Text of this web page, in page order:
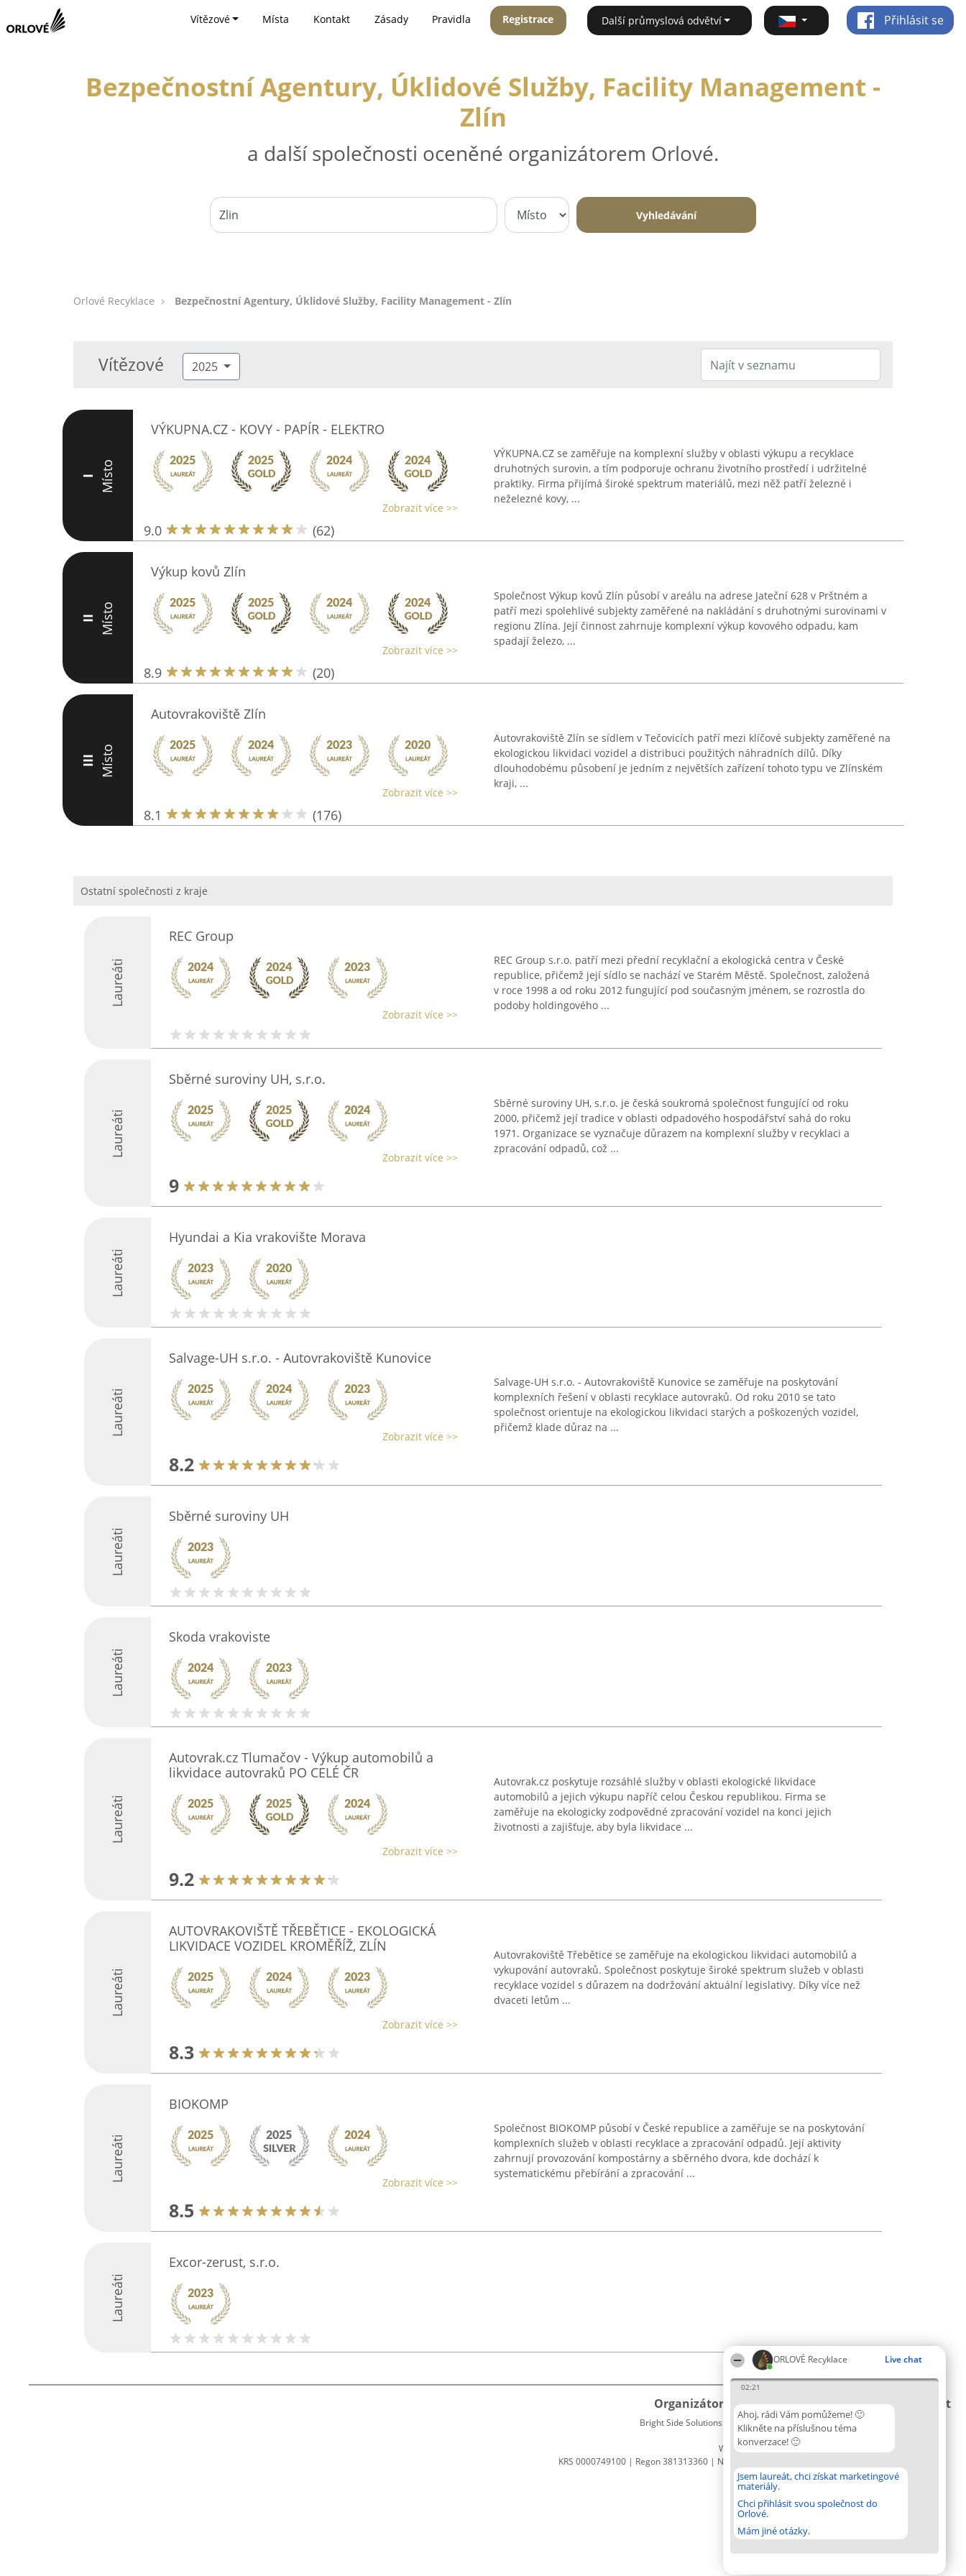
ORLOVÉ Recyklace Live chat
02:21
Ahoj, rádi Vám pomůžeme! 🙂
Klikněte na příslušnou téma
konverzace! 🙂
Jsem laureát, chci získat marketingové
materiály.
Chci přihlásit svou společnost do
Orlové.
Mám jiné otázky.
Vítězové Místa Kontakt Zásady Pravidla Registrace Další průmyslová odvětví Přihlásit se
Bezpečnostní Agentury, Úklidové Služby, Facility Management -
Zlín
a další společnosti oceněné organizátorem Orlové.
Vyhledávání
Orlové Recyklace Bezpečnostní Agentury, Úklidové Služby, Facility Management - Zlín
Vítězové 2025
I Místo
VÝKUPNA.CZ - KOVY - PAPÍR - ELEKTRO
Zobrazit více >>
9.0 (62)
VÝKUPNA.CZ se zaměřuje na komplexní služby v oblasti výkupu a recyklace
druhotných surovin, a tím podporuje ochranu životního prostředí i udržitelné
praktiky. Firma přijímá široké spektrum materiálů, mezi něž patří železné i
neželezné kovy, ...
II Místo
Výkup kovů Zlín
Zobrazit více >>
8.9 (20)
Společnost Výkup kovů Zlín působí v areálu na adrese Jateční 628 v Prštném a
patří mezi spolehlivé subjekty zaměřené na nakládání s druhotnými surovinami v
regionu Zlína. Její činnost zahrnuje komplexní výkup kovového odpadu, kam
spadají železo, ...
III Místo
Autovrakoviště Zlín
Zobrazit více >>
8.1 (176)
Autovrakoviště Zlín se sídlem v Tečovicích patří mezi klíčové subjekty zaměřené na
ekologickou likvidaci vozidel a distribuci použitých náhradních dílů. Díky
dlouhodobému působení je jedním z největších zařízení tohoto typu ve Zlínském
kraji, ...
Ostatní společnosti z kraje
Laureáti
REC Group
Zobrazit více >>
REC Group s.r.o. patří mezi přední recyklační a ekologická centra v České
republice, přičemž její sídlo se nachází ve Starém Městě. Společnost, založená
v roce 1998 a od roku 2012 fungující pod současným jménem, se rozrostla do
podoby holdingového ...
Laureáti
Sběrné suroviny UH, s.r.o.
Zobrazit více >>
9
Sběrné suroviny UH, s.r.o. je česká soukromá společnost fungující od roku
2000, přičemž její tradice v oblasti odpadového hospodářství sahá do roku
1971. Organizace se vyznačuje důrazem na komplexní služby v recyklaci a
zpracování odpadů, což ...
Laureáti
Hyundai a Kia vrakovište Morava
Laureáti
Salvage-UH s.r.o. - Autovrakoviště Kunovice
Zobrazit více >>
8.2
Salvage-UH s.r.o. - Autovrakoviště Kunovice se zaměřuje na poskytování
komplexních řešení v oblasti recyklace autovraků. Od roku 2010 se tato
společnost orientuje na ekologickou likvidaci starých a poškozených vozidel,
přičemž klade důraz na ...
Laureáti
Sběrné suroviny UH
Laureáti
Skoda vrakoviste
Laureáti
Autovrak.cz Tlumačov - Výkup automobilů a
likvidace autovraků PO CELÉ ČR
Zobrazit více >>
9.2
Autovrak.cz poskytuje rozsáhlé služby v oblasti ekologické likvidace
automobilů a jejich výkupu napříč celou Českou republikou. Firma se
zaměřuje na ekologicky zodpovědné zpracování vozidel na konci jejich
životnosti a zajišťuje, aby byla likvidace ...
Laureáti
AUTOVRAKOVIŠTĚ TŘEBĚTICE - EKOLOGICKÁ
LIKVIDACE VOZIDEL KROMĚŘÍŽ, ZLÍN
Zobrazit více >>
8.3
Autovrakoviště Třebětice se zaměřuje na ekologickou likvidaci automobilů a
vykupování autovraků. Společnost poskytuje široké spektrum služeb v oblasti
recyklace vozidel s důrazem na dodržování aktuální legislativy. Díky více než
dvaceti letům ...
Laureáti
BIOKOMP
Zobrazit více >>
8.5
Společnost BIOKOMP působí v České republice a zaměřuje se na poskytování
komplexních služeb v oblasti recyklace a zpracování odpadů. Její aktivity
zahrnují provozování kompostárny a sběrného dvora, kde dochází k
systematickému přebírání a zpracování ...
Laureáti
Excor-zerust, s.r.o.
Organizátor hlasování
Bright Side Solutions sp. z o. o. sp. k.
ul. Ruska 22
Wrocław 50-079
KRS 0000749100 | Regon 381313360 | NIP 8943132676
Plebiscyt
Vítězové
Seznam
Zásady
Zásady
ochrany
údajů
Kontakt